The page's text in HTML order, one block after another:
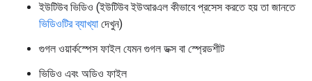
ইউটিউব ভিডিও (ইউটিউব ইউআরএল কীভাবে প্রসেস করতে হয় তা জানতে
ভিডিওটির ব্যাখ্যা দেখুন)
গুগল ওয়ার্কস্পেস ফাইল যেমন গুগল ডক্স বা স্প্রেডশীট
ভিডিও এবং অডিও ফাইল